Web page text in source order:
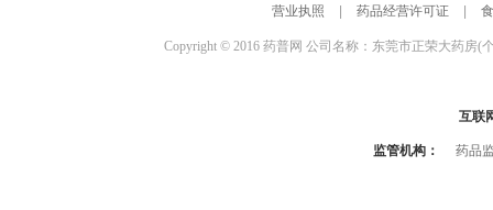
营业执照 药品经营许可证
Copyright © 2016 药普网 公司名称：东莞市正荣大药房(
互联
监管机构： 药品